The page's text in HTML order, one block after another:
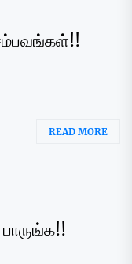
சம்பவங்கள்!!
READ MORE